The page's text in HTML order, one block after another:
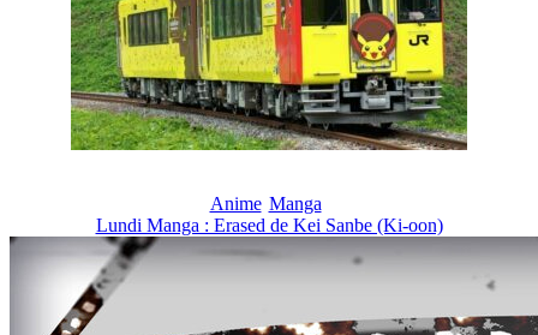
Anime Manga
Lundi Manga : Erased de Kei Sanbe (Ki-oon)